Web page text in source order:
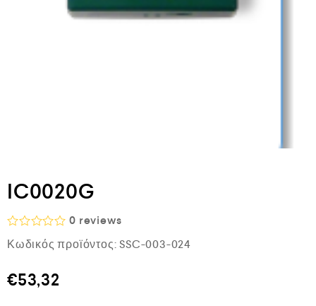
IC0020G
Β
α
μ
ο
0 reviews
Κωδικός προϊόντος: SSC-003-024
€53,32